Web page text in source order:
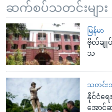
ဆက်စပ်သတင်းများ
မြန်မာ
ဗိုလ်ချု
သ
သတင်း
နိုင်ငံရ
အောင်